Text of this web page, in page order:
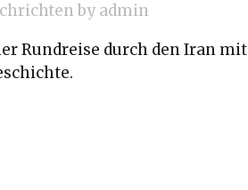
by admin
Rundreise durch den Iran mit